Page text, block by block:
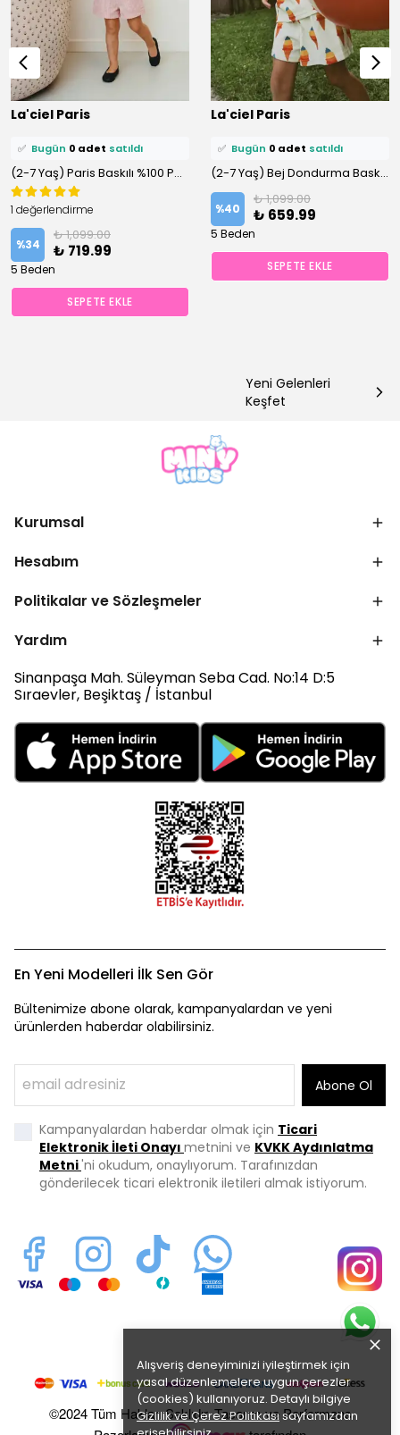
Alışveriş deneyiminizi iyileştirmek için
yasal düzenlemelere uygun çerezler
(cookies) kullanıyoruz. Detaylı bilgiye
Gizlilik ve Çerez Politikasısayfamızdan
La'ciel Paris
⭐️ Bu ürünü0 kişifavoriledi!
✅ Bugün 0 adet satıldı
(2-7 Yaş) Paris Baskılı %100 Pamuklu Şortlu Altüst Takım
1 değerlendirme
%34
₺ 1,099.00
₺ 719.99
5 Beden
SEPETE EKLE
La'ciel Paris
⭐️ Bu ürünü0 kişifavoriledi!
✅ Bugün 0 adet satıldı
(2-7 Yaş) Bej Dondurma Baskılı %100 Pamuklu Şortlu Altüst Takım
%40
₺ 1,099.00
₺ 659.99
5 Beden
SEPETE EKLE
Yeni Gelenleri
Keşfet
Kurumsal
Hesabım
Politikalar ve Sözleşmeler
Yardım
Sinanpaşa Mah. Süleyman Seba Cad. No:14 D:5
Sıraevler, Beşiktaş / İstanbul
En Yeni Modelleri İlk Sen Gör
Bültenimize abone olarak, kampanyalardan ve yeni
ürünlerden haberdar olabilirsiniz.
Abone Ol
Kampanyalardan haberdar olmak için Ticari
Elektronik İleti Onayı metnini ve KVKK Aydınlatma
Metni'ni okudum, onaylıyorum. Tarafınızdan
gönderilecek ticari elektronik iletileri almak istiyorum.
©2024 Tüm Hakları Saklıdır. Tasarım ve Performans